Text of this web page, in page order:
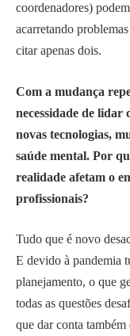
coordenadores)
acarretando
citar apenas dois.
Com a mudança
necessidade de lidar
novas tecnologias,
saúde mental. Por
realidade afetam o
profissionais?
Tudo que é novo
E devido à pandemia
planejamento, o que
todas as questões
que dar conta